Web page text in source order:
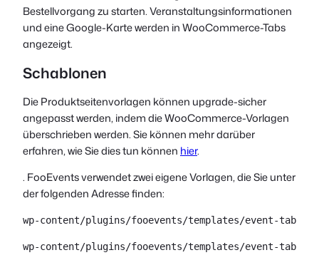
Bestellvorgang zu starten. Veranstaltungsinformationen
und eine Google-Karte werden in WooCommerce-Tabs
angezeigt.
Schablonen
Die Produktseitenvorlagen können upgrade-sicher
angepasst werden, indem die WooCommerce-Vorlagen
überschrieben werden. Sie können mehr darüber
erfahren, wie Sie dies tun können hier.
. FooEvents verwendet zwei eigene Vorlagen, die Sie unter
der folgenden Adresse finden:
wp-content/plugins/fooevents/templates/event-tab-
wp-content/plugins/fooevents/templates/event-tab.php